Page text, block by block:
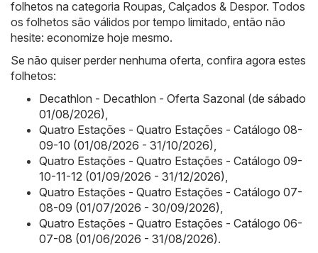
folhetos na categoria Roupas, Calçados & Despor. Todos
os folhetos são válidos por tempo limitado, então não
hesite: economize hoje mesmo.
Se não quiser perder nenhuma oferta, confira agora estes
folhetos:
Decathlon - Decathlon - Oferta Sazonal (de sábado
01/08/2026)
Quatro Estações - Quatro Estações - Catálogo 08-
09-10 (01/08/2026 - 31/10/2026)
Quatro Estações - Quatro Estações - Catálogo 09-
10-11-12 (01/09/2026 - 31/12/2026)
Quatro Estações - Quatro Estações - Catálogo 07-
08-09 (01/07/2026 - 30/09/2026)
Quatro Estações - Quatro Estações - Catálogo 06-
07-08 (01/06/2026 - 31/08/2026).